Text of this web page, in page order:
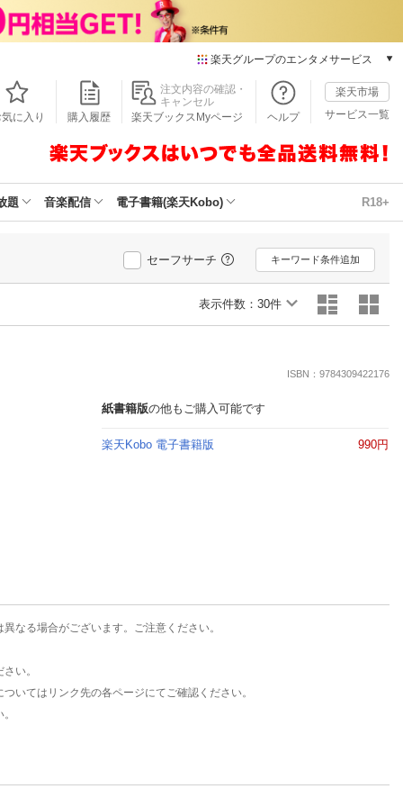
楽天グループのエンタメサービス
本/ゲーム/CD/DVD
楽天ブックス
楽天Kobo
動画配信
楽天TV
動画配信ガイド
楽天チケット
気に入り 購入履歴
注文内容の確認・
キャンセル
楽天ブックスMyページ
ヘルプ
楽天市場
サービス一覧
題 音楽配信 電子書籍(楽天Kobo) R18+
セーフサーチ キーワード条件追加
表示件数： 30件
ISBN：9784309422176
紙書籍版の他もご購入可能です
楽天Kobo 電子書籍版 990円
なる場合がございます。ご注意ください。
い。
いてはリンク先の各ページにてご確認ください。